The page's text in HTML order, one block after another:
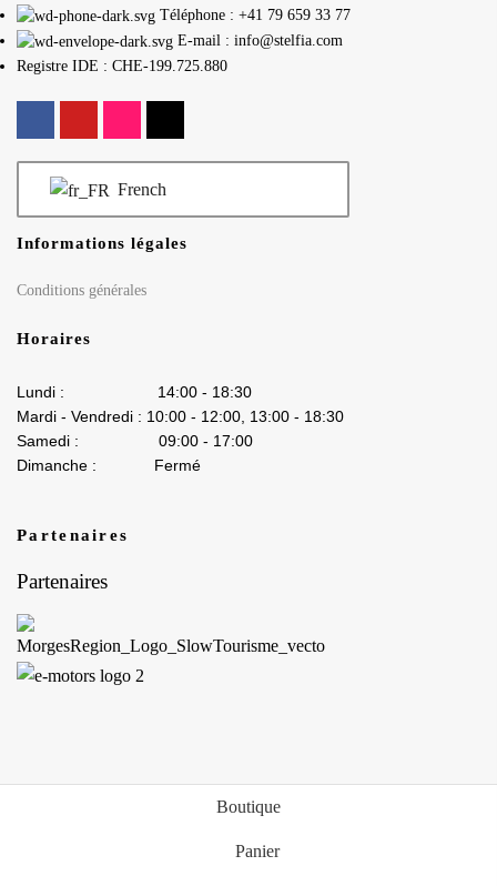
Téléphone : +41 79 659 33 77
E-mail : info@stelfia.com
Registre IDE : CHE-199.725.880
French
Informations légales
Conditions générales
Horaires
Lundi : 14:00 - 18:30
Mardi - Vendredi : 10:00 - 12:00, 13:00 - 18:30
Samedi : 09:00 - 17:00
Dimanche : Fermé
Partenaires
Partenaires
Boutique
Panier